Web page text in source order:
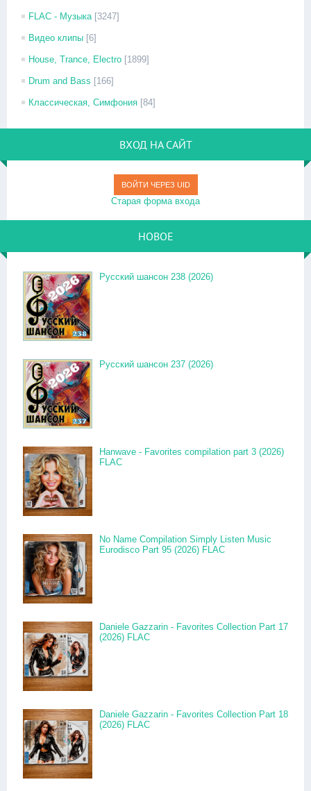
FLAC - Музыка [3247]
Видео клипы [6]
House, Trance, Electro [1899]
Drum and Bass [166]
Классическая, Симфония [84]
ВХОД НА САЙТ
ВОЙТИ ЧЕРЕЗ UID
Старая форма входа
НОВОЕ
Русский шансон 238 (2026)
Русский шансон 237 (2026)
Hanwave - Favorites compilation part 3 (2026)
FLAC
No Name Compilation Simply Listen Music
Eurodisco Part 95 (2026) FLAC
Daniele Gazzarin - Favorites Collection Part 17
(2026) FLAC
Daniele Gazzarin - Favorites Collection Part 18
(2026) FLAC